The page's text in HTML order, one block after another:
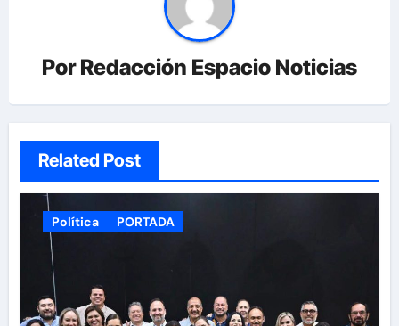
PorRedacción Espacio Noticias
Related Post
Política PORTADA